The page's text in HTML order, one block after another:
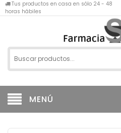
Tus productos en casa en sólo 24 - 48
horas hábiles
MENÚ